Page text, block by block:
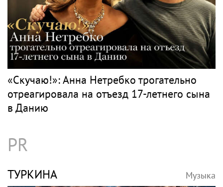
«Скучаю!»: Анна Нетребко трогательно
отреагировала на отъезд 17-летнего сына
в Данию
PR
ТУРКИНА Музыка